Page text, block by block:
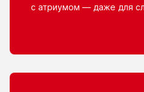
с атриумом — даже для